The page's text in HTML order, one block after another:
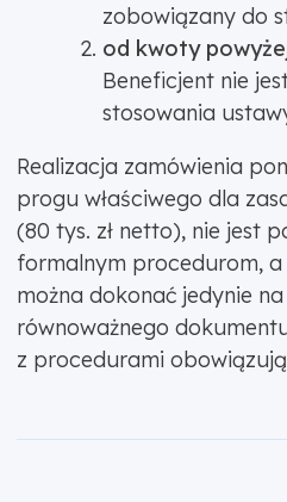
zobowiązany do
od kwoty
Beneficjent nie
stosowania
Realizacja zamówienia
progu właściwego dla
(80 tys. zł netto), nie jest
formalnym procedurom,
można dokonać jedynie
równoważnego
z procedurami